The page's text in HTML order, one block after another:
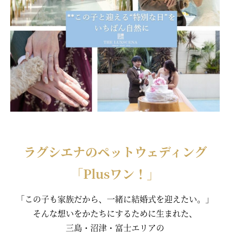
ラグシエナのペットウェディング
「Plusワン！」
「この子も家族だから、一緒に結婚式を迎えたい。」
そんな想いをかたちにするために生まれた、
三島・沼津・富士エリアの